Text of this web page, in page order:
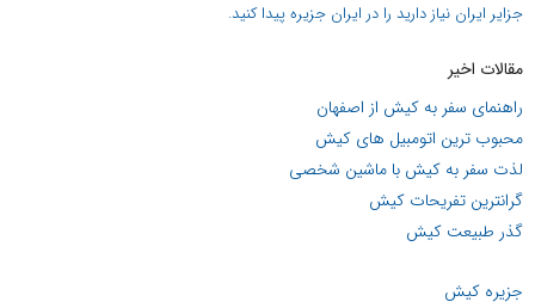
جزایر ایران نیاز دارید را در ایران جزیره پیدا کنید.
مقالات اخیر
راهنمای سفر به کیش از اصفهان
محبوب ترین اتومبیل های کیش
لذت سفر به کیش با ماشین شخصی
گرانترین تفریحات کیش
گذر طبیعت کیش
جزیره کیش